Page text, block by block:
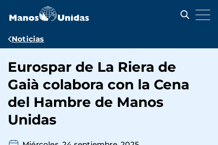
contenido
Ruta
navegación
Noticias
Eurospar de La Riera de
Gaià colabora con la Cena
del Hambre de Manos
Unidas